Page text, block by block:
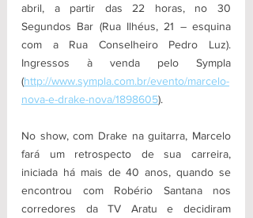
abril, a partir das 22 horas, no 30
Segundos Bar (Rua Ilhéus, 21 – esquina
com a Rua Conselheiro Pedro Luz).
Ingressos à venda pelo Sympla
(http://www.sympla.com.br/evento/marcelo-
nova-e-drake-nova/1898605).
No show, com Drake na guitarra, Marcelo
fará um retrospecto de sua carreira,
iniciada há mais de 40 anos, quando se
encontrou com Robério Santana nos
corredores da TV Aratu e decidiram